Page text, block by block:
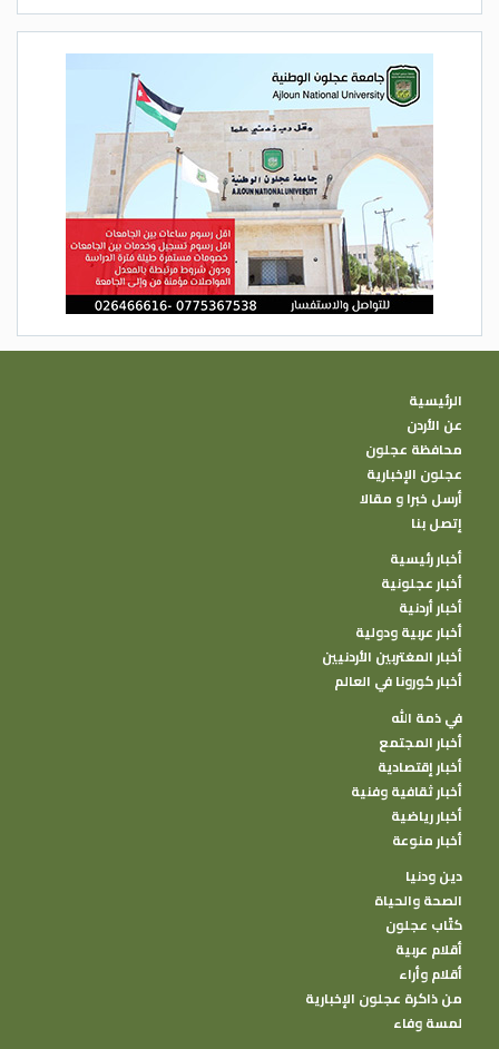
الرئيسية
عن الأردن
محافظة عجلون
عجلون الإخبارية
أرسل خبرا و مقالا
إتصل بنا
أخبار رئيسية
أخبار عجلونية
أخبار أردنية
أخبار عربية ودولية
أخبار المغتربين الأردنيين
أخبار كورونا في العالم
في ذمة الله
أخبار المجتمع
أخبار إقتصادية
أخبار ثقافية وفنية
أخبار رياضية
أخبار منوعة
دين ودنيا
الصحة والحياة
كتًاب عجلون
أقلام عربية
أقلام وأراء
من ذاكرة عجلون الإخبارية
لمسة وفاء